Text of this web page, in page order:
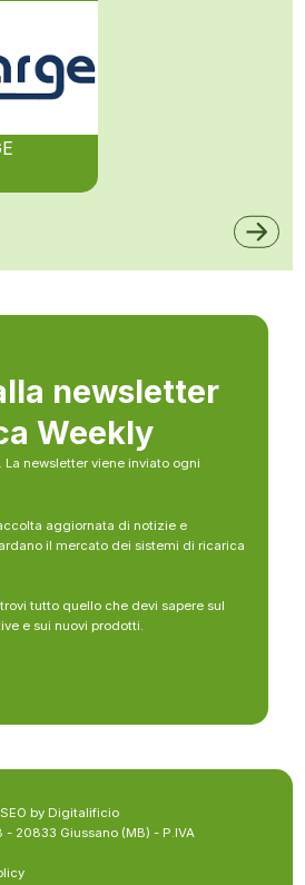
newsletter
Weekly
La newsletter viene inviato ogni
aggiornata di notizie e
il mercato dei sistemi di ricarica
tutto quello che devi sapere sul
e sui nuovi prodotti.
by Digitalificio
20833 Giussano (MB) - P.IVA